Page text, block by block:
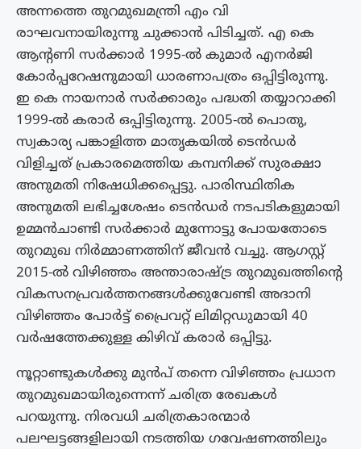
അന്നത്തെ തുറമുഖമന്ത്രി എം വി
രാഘവനായിരുന്നു ചുക്കാൻ പിടിച്ചത്. എ കെ
ആന്റണി സർക്കാർ 1995-ൽ കുമാർ എനർജി
കോർപ്പറേഷനുമായി ധാരണാപത്രം ഒപ്പിട്ടിരുന്നു.
ഇ കെ നായനാർ സർക്കാരും പദ്ധതി തയ്യാറാക്കി
1999-ൽ കരാർ ഒപ്പിട്ടിരുന്നു. 2005-ൽ പൊതു,​
സ്വകാര്യ പങ്കാളിത്ത മാതൃകയിൽ ടെൻഡർ
വിളിച്ചത് പ്രകാരമെത്തിയ കമ്പനിക്ക് സുരക്ഷാ
അനുമതി നിഷേധിക്കപ്പെട്ടു. പാരിസ്ഥിതിക
അനുമതി ലഭിച്ചശേഷം ടെൻഡർ നടപടികളുമായി
ഉമ്മൻചാണ്ടി സർക്കാർ മുന്നോട്ടു പോയതോടെ
തുറമുഖ നിർമ്മാണത്തിന് ജീവൻ വച്ചു. ആഗസ്റ്റ്
2015-ൽ വിഴിഞ്ഞം അന്താരാഷ്ട്ര തുറമുഖത്തിന്റെ
വികസനപ്രവർത്തനങ്ങൾക്കുവേണ്ടി അദാനി
വിഴിഞ്ഞം പോർട്ട് പ്രൈവറ്റ് ലിമിറ്റഡുമായി 40
വർഷത്തേക്കുള്ള കിഴിവ് കരാർ ​ഒപ്പിട്ടു.
നൂറ്റാണ്ടുകൾക്കു മുൻപ് തന്നെ വിഴിഞ്ഞം പ്രധാന
തുറമുഖമായിരുന്നെന്ന് ചരിത്ര രേഖകൾ
പറയുന്നു. നിരവധി ചരിത്രകാരന്മാർ
പലഘട്ടങ്ങളിലായി നടത്തിയ ഗവേഷണത്തിലും